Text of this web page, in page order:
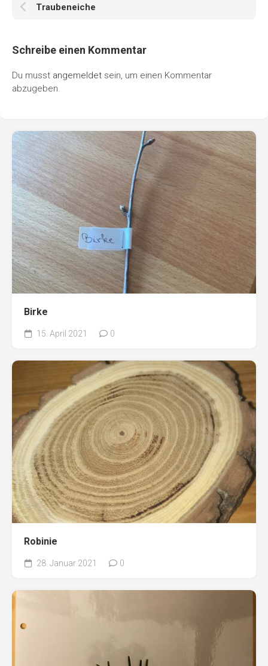
Traubeneiche
Schreibe einen Kommentar
Du musst angemeldet sein, um einen Kommentar
abzugeben.
Birke
15. April 2021 0
Robinie
28. Januar 2021 0